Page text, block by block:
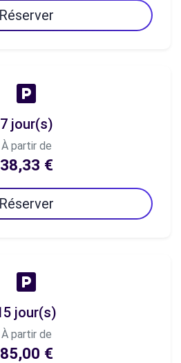
Réserver
7 jour(s)
À partir de
38,33 €
Réserver
jour(s)
À partir de
85,00 €